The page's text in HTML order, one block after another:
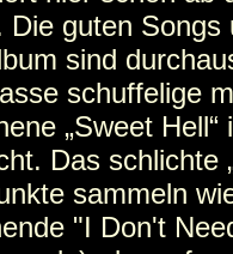
Die guten
sind
schuffelige
„Sweet
Das schlichte
sammeln
"I Don't